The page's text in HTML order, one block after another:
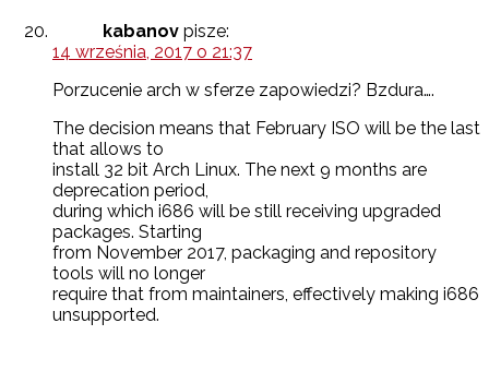
kabanov pisze:
14 września, 2017 o 21:37
Porzucenie arch w sferze zapowiedzi? Bzdura….
The decision means that February ISO will be the last
that allows to
install 32 bit Arch Linux. The next 9 months are
deprecation period,
during which i686 will be still receiving upgraded
packages. Starting
from November 2017, packaging and repository
tools will no longer
require that from maintainers, effectively making i686
unsupported.